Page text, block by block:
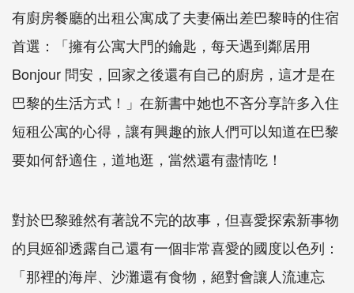
有廚房餐廳的出租公寓成了夫妻倆出差巴黎時的住宿
首選：「擁有公寓大門的鑰匙，每天遇到鄰居用
Bonjour 問安，回家之後還有自己的廚房，這才是在
巴黎的生活方式！」在新書中她也不吝分享許多入住
短租公寓的心得，讓有興趣的旅人們可以知道在巴黎
要如何舒適住，道地逛，當然還有盡情吃！
對於巴黎雖然有著說不完的故事，但喜愛探索新事物
的貝姬卻透露自己還有一個非常喜愛的國度以色列：
「那裡的海岸、沙灘還有食物，絕對會讓人流連忘